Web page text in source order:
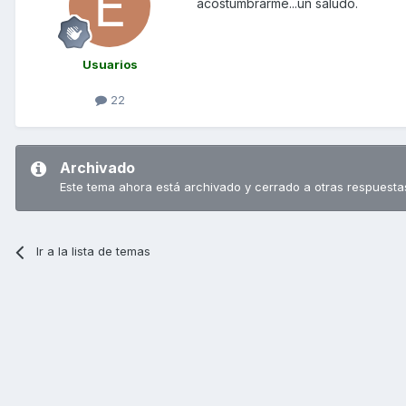
Usuarios
22
acostumbrarme...un saludo.
Archivado
Este tema ahora está archivado y cerrado a otras
Ir a la lista de temas